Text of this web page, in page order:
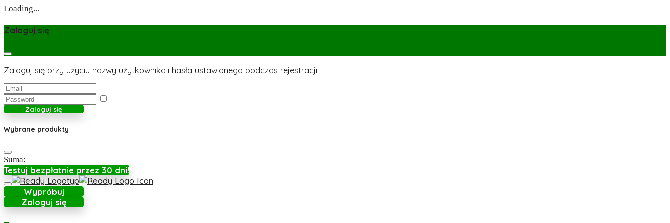
Loading...
Zaloguj się
Zaloguj się przy użyciu nazwy użytkownika i hasła ustawionego podczas rejestracji.
Zaloguj się
Wybrane produkty
Suma:
Testuj bezpłatnie przez 30 dni!
Wypróbuj
Zaloguj się